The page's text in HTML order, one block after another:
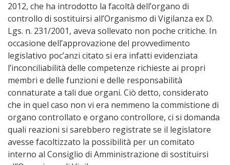
2012, che ha introdotto la facoltà dell’organo di
controllo di sostituirsi all’Organismo di Vigilanza ex D.
Lgs. n. 231/2001, aveva sollevato non poche critiche. In
occasione dell’approvazione del provvedimento
legislativo poc’anzi citato si era infatti evidenziata
l’inconciliabilità delle competenze richieste ai propri
membri e delle funzioni e delle responsabilità
connaturate a tali due organi. Ciò detto, considerato
che in quel caso non vi era nemmeno la commistione di
organo controllato e organo controllore, ci si domanda
quali reazioni si sarebbero registrate se il legislatore
avesse facoltizzato la possibilità per un comitato
interno al Consiglio di Amministrazione di sostituirsi